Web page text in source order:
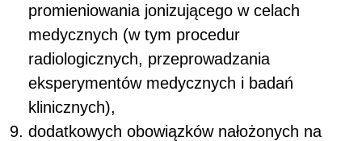
promieniowania jonizującego w celach
medycznych (w tym procedur
radiologicznych, przeprowadzania
eksperymentów medycznych i badań
klinicznych),
dodatkowych obowiązków nałożonych na